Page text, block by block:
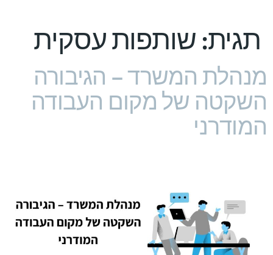
תגית:שותפות עסקית
מנהלת המשרד – הגיבורה
השקטה של מקום העבודה
המודרני